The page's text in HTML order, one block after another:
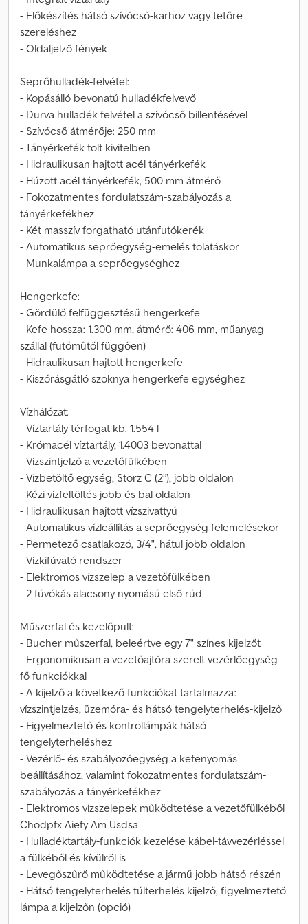
- Előkészítés hátsó szívócső-karhoz vagy tetőre
szereléshez
- Oldaljelző fények
Seprőhulladék-felvétel:
- Kopásálló bevonatú hulladékfelvevő
- Durva hulladék felvétel a szívócső billentésével
- Szívócső átmérője: 250 mm
- Tányérkefék tolt kivitelben
- Hidraulikusan hajtott acél tányérkefék
- Húzott acél tányérkefék, 500 mm átmérő
- Fokozatmentes fordulatszám-szabályozás a
tányérkefékhez
- Két masszív forgatható utánfutókerék
- Automatikus seprőegység-emelés tolatáskor
- Munkalámpa a seprőegységhez
Hengerkefe:
- Gördülő felfüggesztésű hengerkefe
- Kefe hossza: 1.300 mm, átmérő: 406 mm, műanyag
szállal (futóműtől függően)
- Hidraulikusan hajtott hengerkefe
- Kiszórásgátló szoknya hengerkefe egységhez
Vízhálózat:
- Víztartály térfogat kb. 1.554 l
- Krómacél víztartály, 1.4003 bevonattal
- Vízszintjelző a vezetőfülkében
- Vízbetöltő egység, Storz C (2”), jobb oldalon
- Kézi vízfeltöltés jobb és bal oldalon
- Hidraulikusan hajtott vízszivattyú
- Automatikus vízleállítás a seprőegység felemelésekor
- Permetező csatlakozó, 3/4", hátul jobb oldalon
- Vízkifúvató rendszer
- Elektromos vízszelep a vezetőfülkében
- 2 fúvókás alacsony nyomású első rúd
Műszerfal és kezelőpult:
- Bucher műszerfal, beleértve egy 7" színes kijelzőt
- Ergonomikusan a vezetőajtóra szerelt vezérlőegység
fő funkciókkal
- A kijelző a következő funkciókat tartalmazza:
vízszintjelzés, üzemóra- és hátsó tengelyterhelés-kijelző
- Figyelmeztető és kontrollámpák hátsó
tengelyterheléshez
- Vezérlő- és szabályozóegység a kefenyomás
beállításához, valamint fokozatmentes fordulatszám-
szabályozás a tányérkefékhez
- Elektromos vízszelepek működtetése a vezetőfülkéből
Chodpfx Aiefy Am Usdsa
- Hulladéktartály-funkciók kezelése kábel-távvezérléssel
a fülkéből és kívülről is
- Levegőszűrő működtetése a jármű jobb hátsó részén
- Hátsó tengelyterhelés túlterhelés kijelző, figyelmeztető
lámpa a kijelzőn (opció)